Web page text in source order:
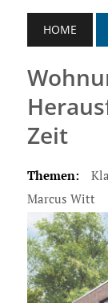
HOME
Zeit
Themen:
Marcus Witt